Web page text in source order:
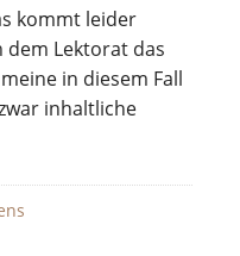
kommt leider
dem Lektorat das
in diesem Fall
inhaltliche